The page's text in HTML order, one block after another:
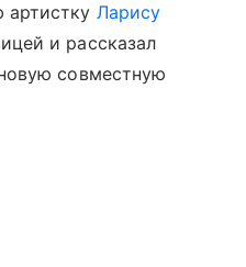
артистку Ларису
и рассказал
совместную